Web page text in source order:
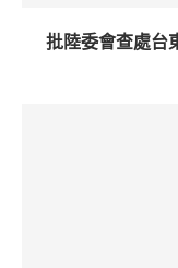
批陸委會查處